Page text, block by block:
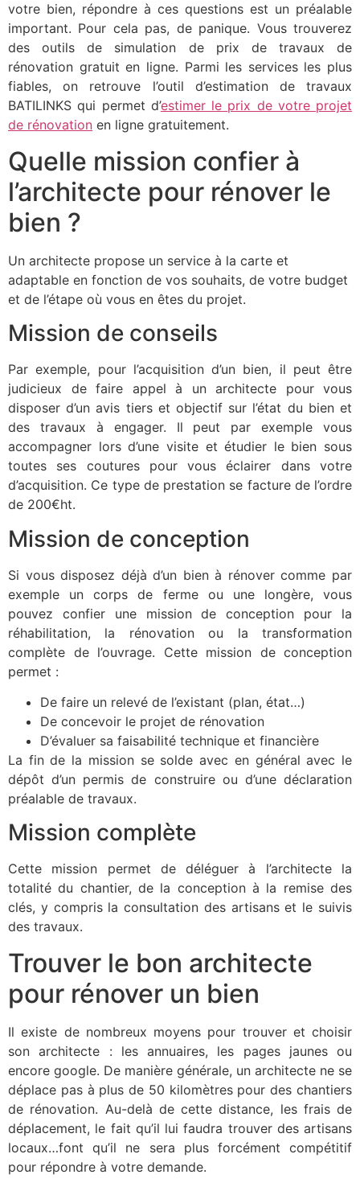
votre bien, répondre à ces questions est un préalable
important. Pour cela pas, de panique. Vous trouverez
des outils de simulation de prix de travaux de
rénovation gratuit en ligne. Parmi les services les plus
fiables, on retrouve l’outil d’estimation de travaux
BATILINKS qui permet d’estimer le prix de votre projet
de rénovation en ligne gratuitement.
Quelle mission confier à
l’architecte pour rénover le
bien ?
Un architecte propose un service à la carte et
adaptable en fonction de vos souhaits, de votre budget
et de l’étape où vous en êtes du projet.
Mission de conseils
Par exemple, pour l’acquisition d’un bien, il peut être
judicieux de faire appel à un architecte pour vous
disposer d’un avis tiers et objectif sur l’état du bien et
des travaux à engager. Il peut par exemple vous
accompagner lors d’une visite et étudier le bien sous
toutes ses coutures pour vous éclairer dans votre
d’acquisition. Ce type de prestation se facture de l’ordre
de 200€ht.
Mission de conception
Si vous disposez déjà d’un bien à rénover comme par
exemple un corps de ferme ou une longère, vous
pouvez confier une mission de conception pour la
réhabilitation, la rénovation ou la transformation
complète de l’ouvrage. Cette mission de conception
permet :
De faire un relevé de l’existant (plan, état…)
De concevoir le projet de rénovation
D’évaluer sa faisabilité technique et financière
La fin de la mission se solde avec en général avec le
dépôt d’un permis de construire ou d’une déclaration
préalable de travaux.
Mission complète
Cette mission permet de déléguer à l’architecte la
totalité du chantier, de la conception à la remise des
clés, y compris la consultation des artisans et le suivis
des travaux.
Trouver le bon architecte
pour rénover un bien
Il existe de nombreux moyens pour trouver et choisir
son architecte : les annuaires, les pages jaunes ou
encore google. De manière générale, un architecte ne se
déplace pas à plus de 50 kilomètres pour des chantiers
de rénovation. Au-delà de cette distance, les frais de
déplacement, le fait qu’il lui faudra trouver des artisans
locaux…font qu’il ne sera plus forcément compétitif
pour répondre à votre demande.